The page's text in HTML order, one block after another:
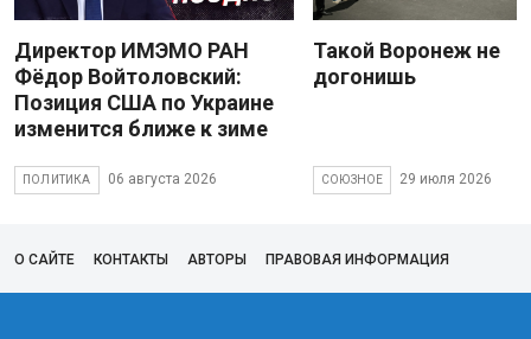
Директор ИМЭМО РАН
Фёдор Войтоловский:
Позиция США по Украине
изменится ближе к зиме
ПОЛИТИКА 06 августа 2026
Такой Воронеж не
догонишь
СОЮЗНОЕ 29 июля 2026
О САЙТЕ КОНТАКТЫ АВТОРЫ ПРАВОВАЯ ИНФОРМАЦИЯ